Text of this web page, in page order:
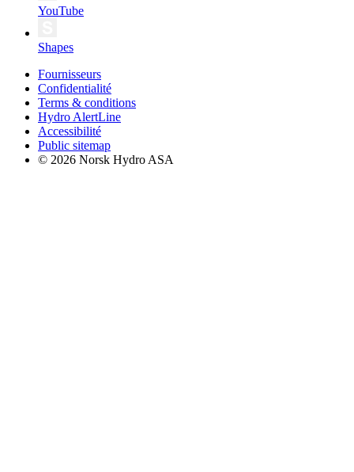
YouTube
Shapes
Fournisseurs
Confidentialité
Terms & conditions
Hydro AlertLine
Accessibilité
Public sitemap
© 2026 Norsk Hydro ASA